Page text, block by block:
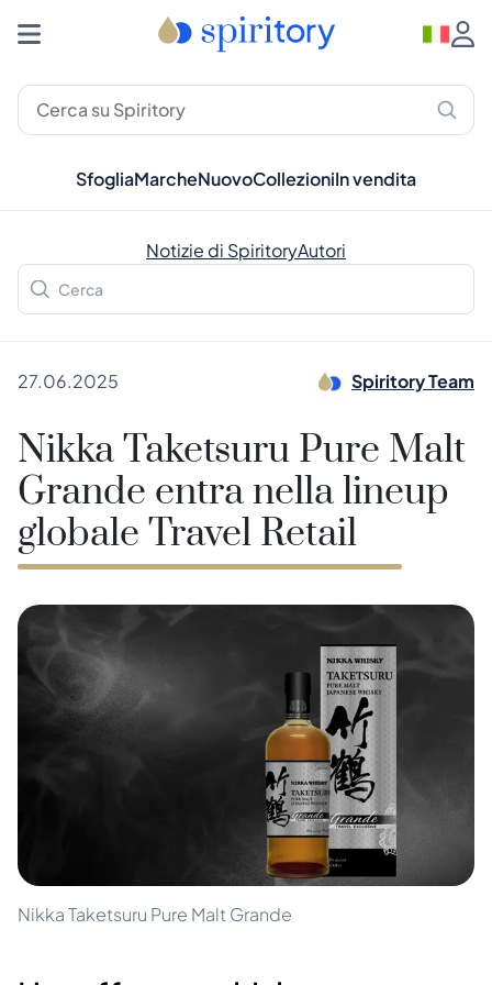
SfogliaMarcheNuovoCollezioniIn vendita
Notizie di SpiritoryAutori
27.06.2025 Spiritory Team
Nikka Taketsuru Pure Malt
Grande entra nella lineup
globale Travel Retail
Nikka Taketsuru Pure Malt Grande